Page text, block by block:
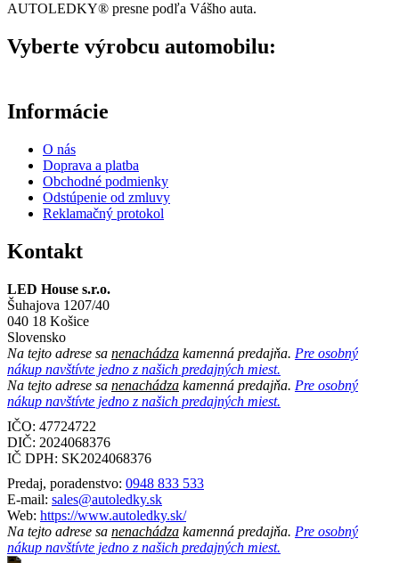
AUTOLEDKY® presne podľa Vášho auta.
Vyberte výrobcu automobilu:
Informácie
O nás
Doprava a platba
Obchodné podmienky
Odstúpenie od zmluvy
Reklamačný protokol
Kontakt
LED House s.r.o.
Šuhajova 1207/40
040 18 Košice
Slovensko
Na tejto adrese sa nenachádza kamenná predajňa. Pre osobný
nákup navštívte jedno z našich predajných miest.
Na tejto adrese sa nenachádza kamenná predajňa. Pre osobný
nákup navštívte jedno z našich predajných miest.
IČO: 47724722
DIČ: 2024068376
IČ DPH: SK2024068376
Predaj, poradenstvo: 0948 833 533
E-mail: sales@autoledky.sk
Web: https://www.autoledky.sk/
Na tejto adrese sa nenachádza kamenná predajňa. Pre osobný
nákup navštívte jedno z našich predajných miest.